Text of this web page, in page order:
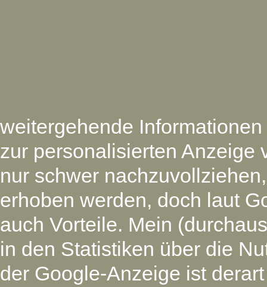
weitergehende
zur personalisierten Anzeige
nur schwer
erhoben werden, doch laut
auch Vorteile. Mein
in den Statistiken über die
der Google-Anzeige ist